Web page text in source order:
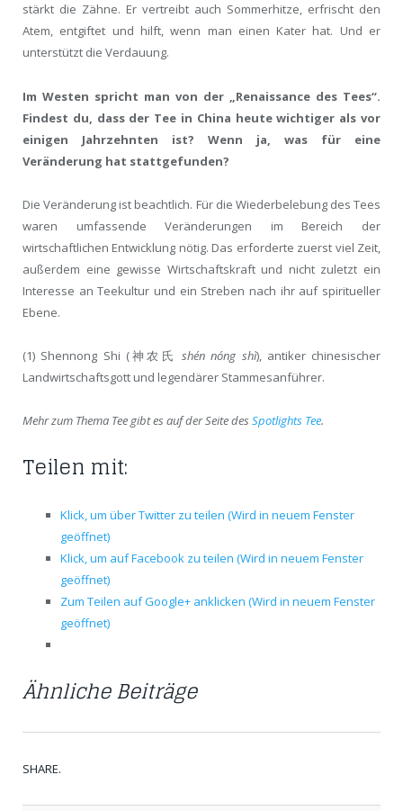
stärkt die Zähne. Er vertreibt auch Sommerhitze, erfrischt den
Atem, entgiftet und hilft, wenn man einen Kater hat. Und er
unterstützt die Verdauung.
Im Westen spricht man von der „Renaissance des Tees“.
Findest du, dass der Tee in China heute wichtiger als vor
einigen Jahrzehnten ist? Wenn ja, was für eine
Veränderung hat stattgefunden?
Die Veränderung ist beachtlich. Für die Wiederbelebung des Tees
waren umfassende Veränderungen im Bereich der
wirtschaftlichen Entwicklung nötig. Das erforderte zuerst viel Zeit,
außerdem eine gewisse Wirtschaftskraft und nicht zuletzt ein
Interesse an Teekultur und ein Streben nach ihr auf spiritueller
Ebene.
(1) Shennong Shi (神农氏 shén nóng shì), antiker chinesischer
Landwirtschaftsgott und legendärer Stammesanführer.
Mehr zum Thema Tee gibt es auf der Seite des Spotlights Tee.
Teilen mit:
Klick, um über Twitter zu teilen (Wird in neuem Fenster
geöffnet)
Klick, um auf Facebook zu teilen (Wird in neuem Fenster
geöffnet)
Zum Teilen auf Google+ anklicken (Wird in neuem Fenster
geöffnet)
Ähnliche Beiträge
SHARE.